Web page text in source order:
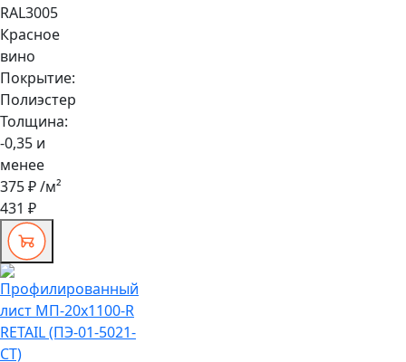
RAL3005
Красное
вино
Покрытие:
Полиэстер
Толщина:
-0,35 и
менее
375 ₽/м²
431 ₽